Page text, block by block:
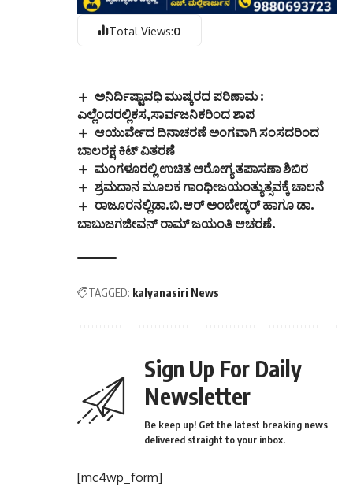
Total Views:0
ಅನಿರ್ದಿಷ್ಟಾವಧಿ ಮುಷ್ಕರದ ಪರಿಣಾಮ :
ಎಲ್ಲೆಂದರಲ್ಲಿಕಸ,ಸಾರ್ವಜನಿಕರಿಂದ ಶಾಪ
ಆಯುರ್ವೇದ ದಿನಾಚರಣೆ ಅಂಗವಾಗಿ ಸಂಸದರಿಂದ
ಬಾಲರಕ್ಷ ಕಿಟ್ ವಿತರಣೆ
ಮಂಗಳೂರಲ್ಲಿ ಉಚಿತ ಆರೋಗ್ಯ ತಪಾಸಣಾ ಶಿಬಿರ
ಶ್ರಮದಾನ ಮೂಲಕ ಗಾಂಧೀಜಯಂತ್ಯುತ್ಸವಕ್ಕೆ ಚಾಲನೆ
ರಾಜೂರನಲ್ಲಿಡಾ.ಬಿ.ಆರ್ ಅಂಬೇಡ್ಕರ್ ಹಾಗೂ ಡಾ.
ಬಾಬುಜಗಜೀವನ್ ರಾಮ್ ಜಯಂತಿ ಆಚರಣೆ.
TAGGED: kalyanasiri News
Sign Up For Daily
Newsletter
Be keep up! Get the latest breaking news
delivered straight to your inbox.
[mc4wp_form]